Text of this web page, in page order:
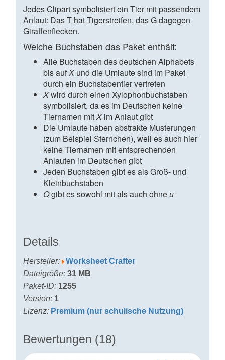
Jedes Clipart symbolisiert ein Tier mit passendem
Anlaut: Das T hat Tigerstreifen, das G dagegen
Giraffenflecken.
Welche Buchstaben das Paket enthält:
Alle Buchstaben des deutschen Alphabets
bis aufXund die Umlaute sind im Paket
durch ein Buchstabentier vertreten
Xwird durch einen Xylophonbuchstaben
symbolisiert, da es im Deutschen keine
Tiernamen mitXim Anlaut gibt
Die Umlaute haben abstrakte Musterungen
(zum Beispiel Sternchen), weil es auch hier
keine Tiernamen mit entsprechenden
Anlauten im Deutschen gibt
Jeden Buchstaben gibt es als Groß- und
Kleinbuchstaben
Qgibt es sowohl mit als auch ohneu
Details
Hersteller: Worksheet Crafter
Dateigröße:31 MB
Paket-ID: 1255
Version: 1
Lizenz: Premium (nur schulische Nutzung)
Bewertungen (18)